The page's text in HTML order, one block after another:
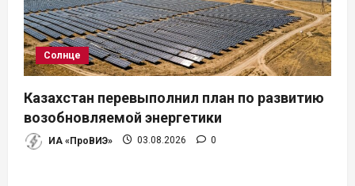
Солнце
Казахстан перевыполнил план по развитию
возобновляемой энергетики
ИА «ПроВИЭ» 03.08.2026 0